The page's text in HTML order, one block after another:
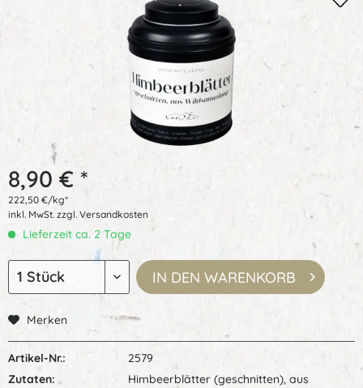
8,90 € *
222,50 €/kg*
inkl. MwSt. zzgl. Versandkosten
Lieferzeit ca. 2 Tage
IN DEN WARENKORB
Merken
Artikel-Nr.:
2579
Zutaten:
Himbeerblätter (geschnitten), aus